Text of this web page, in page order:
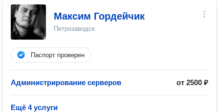
Максим Гордейчик
Петрозаводск
Паспорт проверен
Администрирование серверов от 2500 ₽
Ещё 4 услуги